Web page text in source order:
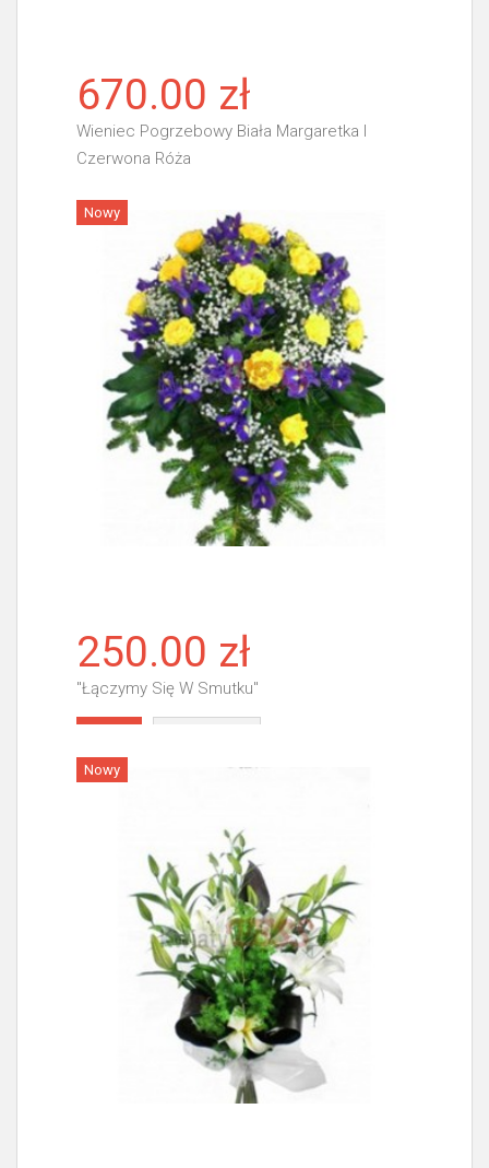
670.00 zł
Wieniec Pogrzebowy Biała Margaretka I
Czerwona Róża
Więcej
Nowy
250.00 zł
"Łączymy Się W Smutku"
Nowy